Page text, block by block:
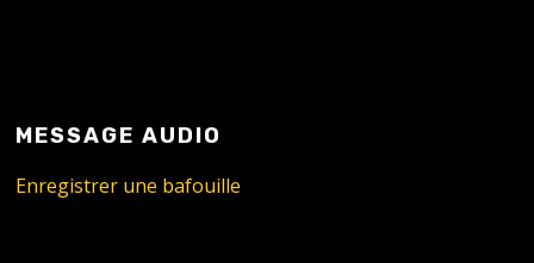
MESSAGE AUDIO
Enregistrer une bafouille